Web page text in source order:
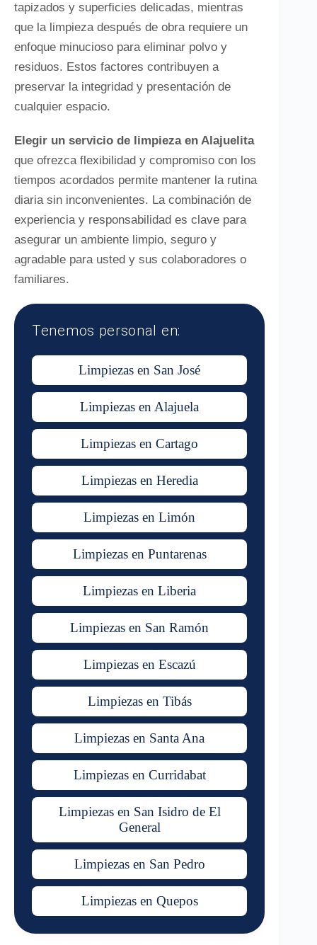
tapizados y superficies delicadas, mientras
que la limpieza después de obra requiere un
enfoque minucioso para eliminar polvo y
residuos. Estos factores contribuyen a
preservar la integridad y presentación de
cualquier espacio.
Elegir un servicio de limpieza en Alajuelita
que ofrezca flexibilidad y compromiso con los
tiempos acordados permite mantener la rutina
diaria sin inconvenientes. La combinación de
experiencia y responsabilidad es clave para
asegurar un ambiente limpio, seguro y
agradable para usted y sus colaboradores o
familiares.
Tenemos personal en:
Limpiezas en San José
Limpiezas en Alajuela
Limpiezas en Cartago
Limpiezas en Heredia
Limpiezas en Limón
Limpiezas en Puntarenas
Limpiezas en Liberia
Limpiezas en San Ramón
Limpiezas en Escazú
Limpiezas en Tibás
Limpiezas en Santa Ana
Limpiezas en Curridabat
Limpiezas en San Isidro de El
General
Limpiezas en San Pedro
Limpiezas en Quepos